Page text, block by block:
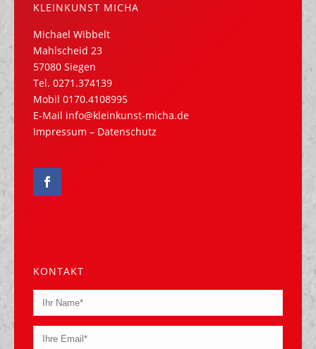
KLEINKUNST MICHA
Michael Wibbelt
Mahlscheid 23
57080 Siegen
Tel.0271.374139
Mobil0170.4108995
E-Mail info@kleinkunst-micha.de
Impressum – Datenschutz
KONTAKT